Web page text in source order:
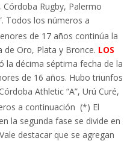
Córdoba Rugby, Palermo
Todos los números a
de 17 años continúa la
de Oro, Plata y Bronce. LOS
la décima séptima fecha de la
de 16 años. Hubo triunfos
Athletic “A”, Urú Curé,
a continuación (*) El
la segunda fase se divide en
destacar que se agregan